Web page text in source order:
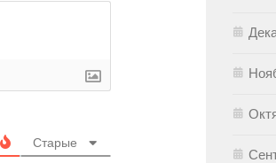
Старые